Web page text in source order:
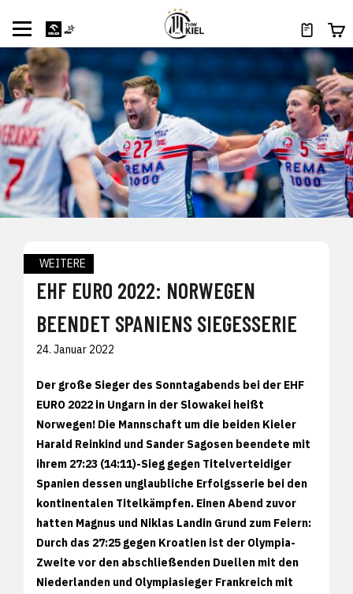
WEITERE
EHF EURO 2022: NORWEGEN
BEENDET SPANIENS SIEGESSERIE
24. Januar 2022
Der große Sieger des Sonntagabends bei der EHF
EURO 2022 in Ungarn in der Slowakei heißt
Norwegen! Die Mannschaft um die beiden Kieler
Harald Reinkind und Sander Sagosen beendete mit
ihrem 27:23 (14:11)-Sieg gegen Titelverteidiger
Spanien dessen unglaubliche Erfolgsserie bei den
kontinentalen Titelkämpfen. Einen Abend zuvor
hatten Magnus und Niklas Landin Grund zum Feiern:
Durch das 27:25 gegen Kroatien ist der Olympia-
Zweite vor den abschließenden Duellen mit den
Niederlanden und Olympiasieger Frankreich mit